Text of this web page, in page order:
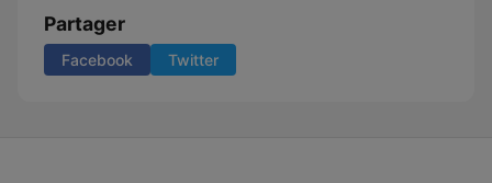
Partager
Facebook Twitter